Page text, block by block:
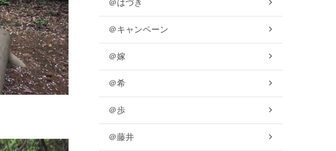
＠はづき
＠キャンペーン
＠嫁
＠希
＠歩
＠藤井